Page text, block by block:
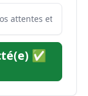
✅